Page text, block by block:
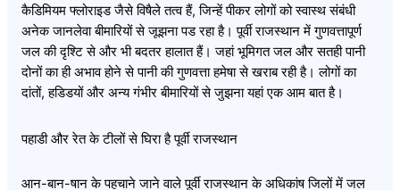
कैडिमियम फ्लोराइड जैसे विषैले तत्व हैं, जिन्हें पीकर लोगों को स्वास्थ संबंधी
अनेक जानलेवा बीमारियों से जूझना पड रहा है। पूर्वी राजस्थान में गुणवत्तापूर्ण
जल की दृश्टि से और भी बदतर हालात हैं। जहां भूमिगत जल और सतही पानी
दोनों का ही अभाव होने से पानी की गुणवत्ता हमेषा से खराब रही है। लोगों का
दांतों, हडिडयों और अन्य गंभीर बीमारियों से जुझना यहां एक आम बात है।
पहाडी और रेत के टीलों से घिरा है पूर्वी राजस्थान
आन-बान-षान के पहचाने जाने वाले पूर्वी राजस्थान के अधिकांष जिलों में जल